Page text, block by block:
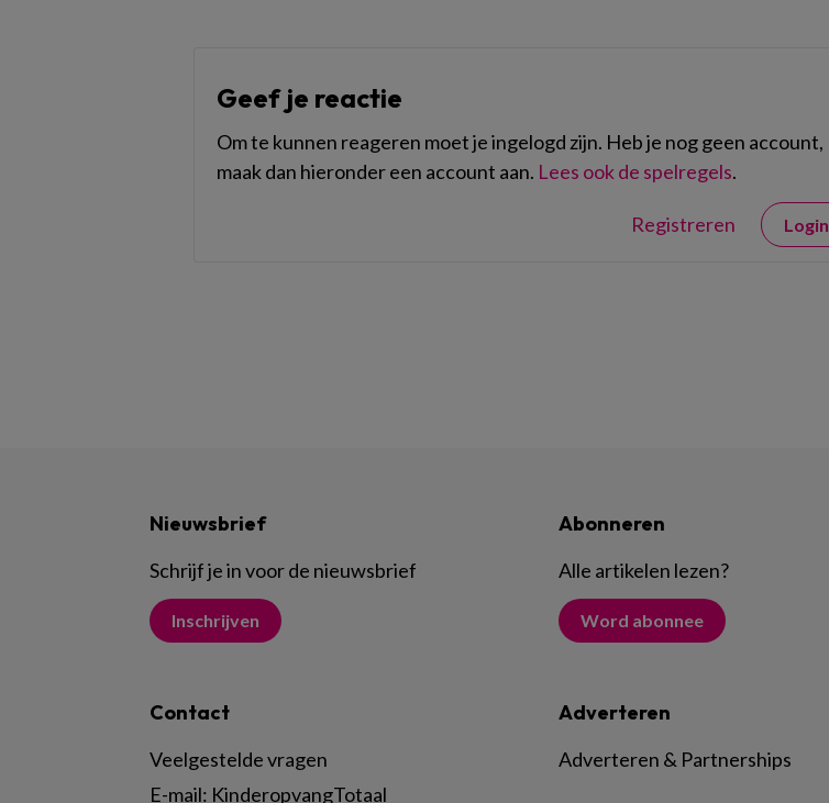
Geef je reactie
Om te kunnen reageren moet je ingelogd zijn. Heb je nog geen account,
maak dan hieronder een account aan. Lees ook de spelregels.
Registreren Login
Nieuwsbrief
Schrijf je in voor de nieuwsbrief
Inschrijven
Abonneren
Alle artikelen lezen?
Word abonnee
Contact
Veelgestelde vragen
E-mail: KinderopvangTotaal
Adverteren
Adverteren & Partnerships